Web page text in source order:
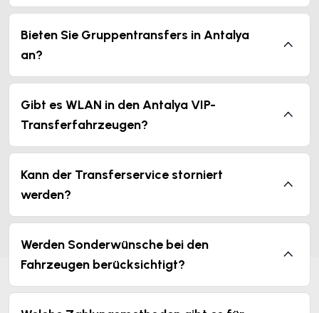
Bieten Sie Gruppentransfers in Antalya
an?
Gibt es WLAN in den Antalya VIP-
Transferfahrzeugen?
Kann der Transferservice storniert
werden?
Werden Sonderwünsche bei den
Fahrzeugen berücksichtigt?